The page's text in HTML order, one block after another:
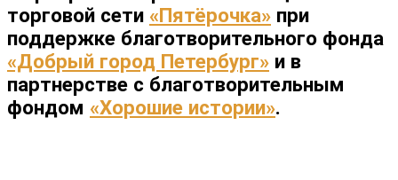
торговой сети «Пятёрочка» при
поддержке благотворительного фонда
«Добрый город Петербург» и в
партнерстве с благотворительным
фондом «Хорошие истории».